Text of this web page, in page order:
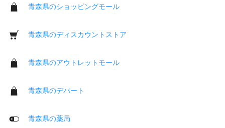
青森県のショッピングモール
青森県のディスカウントストア
青森県のアウトレットモール
青森県のデパート
青森県の薬局